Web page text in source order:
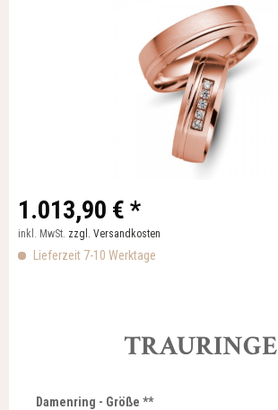
1.013,90 € *
inkl. MwSt. zzgl. Versandkosten
Lieferzeit 7-10 Werktage
TRAURINGE
Damenring - Größe **